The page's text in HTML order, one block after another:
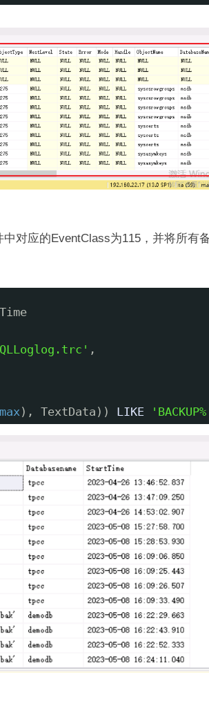
对应的EventClass为115，并将所有
,
max ), TextData)) LIKE